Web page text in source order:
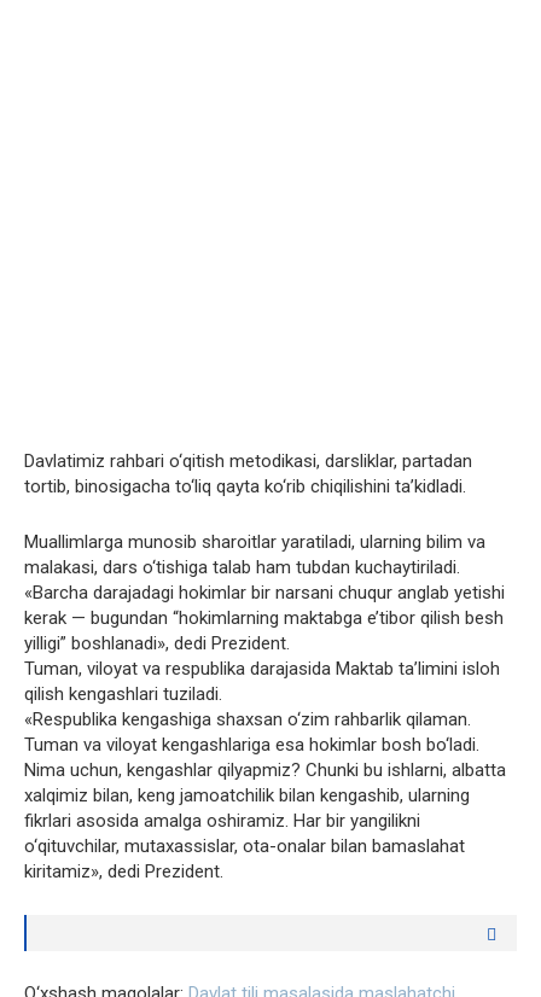
Davlatimiz rahbari o‘qitish metodikasi, darsliklar, partadan
tortib, binosigacha to‘liq qayta ko‘rib chiqilishini ta’kidladi.
Muallimlarga munosib sharoitlar yaratiladi, ularning bilim va
malakasi, dars o‘tishiga talab ham tubdan kuchaytiriladi.
«Barcha darajadagi hokimlar bir narsani chuqur anglab yetishi
kerak — bugundan “hokimlarning maktabga e’tibor qilish besh
yilligi” boshlanadi», dedi Prezident.
Tuman, viloyat va respublika darajasida Maktab ta’limini isloh
qilish kengashlari tuziladi.
«Respublika kengashiga shaxsan o‘zim rahbarlik qilaman.
Tuman va viloyat kengashlariga esa hokimlar bosh bo‘ladi.
Nima uchun, kengashlar qilyapmiz? Chunki bu ishlarni, albatta
xalqimiz bilan, keng jamoatchilik bilan kengashib, ularning
fikrlari asosida amalga oshiramiz. Har bir yangilikni
o‘qituvchilar, mutaxassislar, ota-onalar bilan bamaslahat
kiritamiz», dedi Prezident.